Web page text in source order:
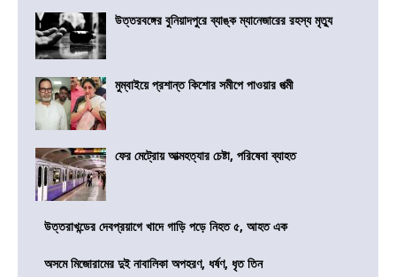
উত্তরবঙ্গের বুনিয়াদপুরে ব্যাঙ্ক ম্যানেজারের রহস্য মৃত্যু
মুম্বাইয়ে প্রশান্ত কিশোর সমীপে পাওয়ার পত্মী
ফের মেট্রোয় আত্মহত্যার চেষ্টা, পরিষেবা ব্যাহত
উত্তরাখন্ডের দেবপ্রয়াগে খাদে গাড়ি পড়ে নিহত ৫, আহত এক
অসমে মিজোরামের দুই নাবালিকা অপহরণ, ধর্ষণ, ধৃত তিন